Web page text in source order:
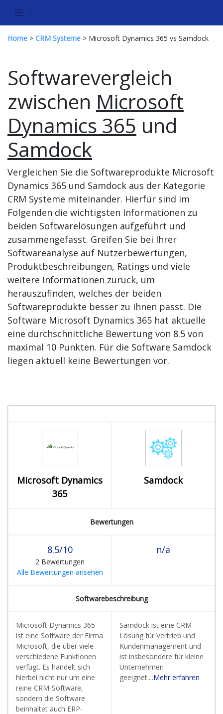
Home > CRM Systeme > Microsoft Dynamics 365 vs Samdock
Softwarevergleich
zwischen Microsoft
Dynamics 365 und
Samdock
Vergleichen Sie die Softwareprodukte Microsoft
Dynamics 365 und Samdock aus der Kategorie
CRM Systeme miteinander. Hierfür sind im
Folgenden die wichtigsten Informationen zu
beiden Softwarelösungen aufgeführt und
zusammengefasst. Greifen Sie bei Ihrer
Softwareanalyse auf Nutzerbewertungen,
Produktbeschreibungen, Ratings und viele
weitere Informationen zurück, um
herauszufinden, welches der beiden
Softwareprodukte besser zu Ihnen passt. Die
Software Microsoft Dynamics 365 hat aktuelle
eine durchschnittliche Bewertung von 8.5 von
maximal 10 Punkten. Für die Software Samdock
liegen aktuell keine Bewertungen vor.
Microsoft Dynamics
365
Samdock
Bewertungen
8.5/10
2 Bewertungen
Alle Bewertungen ansehen
n/a
Softwarebeschreibung
Microsoft Dynamics 365
ist eine Software der Firma
Microsoft, die über viele
verschiedene Funktionen
verfügt. Es handelt sich
hierbei nicht nur um eine
reine CRM-Software,
sondern die Software
beinhaltet auch ERP-
Samdock ist eine CRM
Lösung für Vertrieb und
Kundenmanagement und
ist insbesondere für kleine
Unternehmen
geeignet....Mehr erfahren